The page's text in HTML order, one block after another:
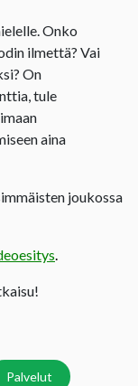
Onko
ilmettä? Vai
On
tule
aina
joukossa
.
Palvelut